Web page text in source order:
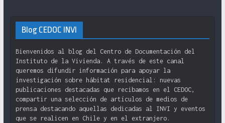
Blog CEDOC INVI
Bienvenidos al blog del Centro de Documentación del
Instituto de la Vivienda. A través de este canal
queremos difundir información para apoyar la
investigación sobre hábitat residencial: nuevas
publicaciones destacadas que recibamos en el CEDOC,
compartir una selección de artículos de medios de
prensa destacando aquellas dedicadas al INVI y eventos
que se realicen en Chile y en el extranjero.